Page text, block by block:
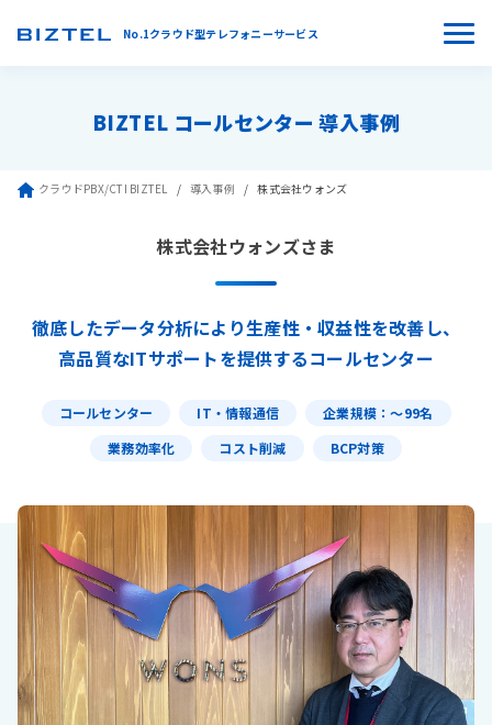
No.1クラウド型テレフォニーサービス
BIZTEL コールセンター 導入事例
クラウドPBX/CTI BIZTEL 導入事例 株式会社ウォンズ
株式会社ウォンズさま
徹底したデータ分析により生産性・収益性を改善し、
高品質なITサポートを提供するコールセンター
コールセンター IT・情報通信
企業規模：〜99名
業務効率化
コスト削減 BCP対策